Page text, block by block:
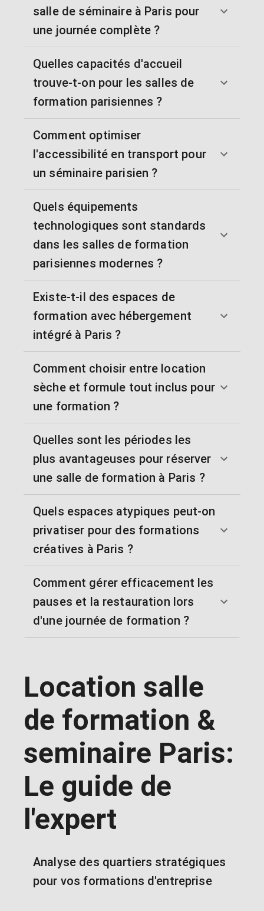
salle de séminaire à Paris pour
une journée complète ?
Quelles capacités d'accueil
trouve-t-on pour les salles de
formation parisiennes ?
Comment optimiser
l'accessibilité en transport pour
un séminaire parisien ?
Quels équipements
technologiques sont standards
dans les salles de formation
parisiennes modernes ?
Existe-t-il des espaces de
formation avec hébergement
intégré à Paris ?
Comment choisir entre location
sèche et formule tout inclus pour
une formation ?
Quelles sont les périodes les
plus avantageuses pour réserver
une salle de formation à Paris ?
Quels espaces atypiques peut-on
privatiser pour des formations
créatives à Paris ?
Comment gérer efficacement les
pauses et la restauration lors
d'une journée de formation ?
Location salle
de formation &
seminaire Paris:
Le guide de
l'expert
Analyse des quartiers stratégiques
pour vos formations d'entreprise